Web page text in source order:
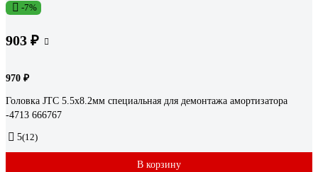
-7%
903 ₽
970 ₽
Головка JTC 5.5x8.2мм специальная для демонтажа амортизатора
-4713 666767
5(12)
В корзину